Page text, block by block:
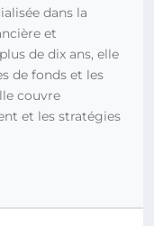
dans la
et
de dix ans, elle
de fonds et les
couvre
et les stratégies